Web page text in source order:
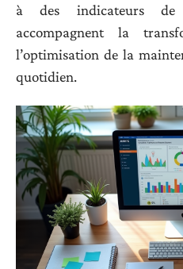
à des indicateurs de
accompagnent la
l’optimisation de la
quotidien.